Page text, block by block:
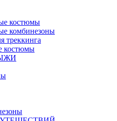
костюмы
комбинезоны
треккинга
костюмы